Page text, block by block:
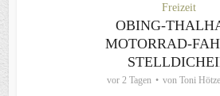
Freizeit
OBING-
MOTORRAD-
vor 2 Tagen von Toni